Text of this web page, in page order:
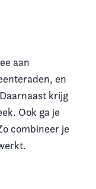
aan
en
krijg
Ook ga je
combineer je